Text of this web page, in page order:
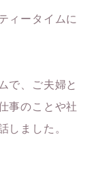
ィータイムに
で、ご夫婦と
事のことや社
しました。